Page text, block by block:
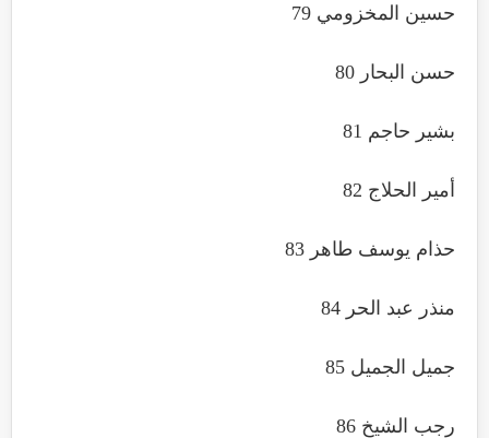
حسين المخزومي 79
حسن البحار 80
بشير حاجم 81
أمير الحلاج 82
حذام يوسف طاهر 83
منذر عبد الحر 84
جميل الجميل 85
رجب الشيخ 86